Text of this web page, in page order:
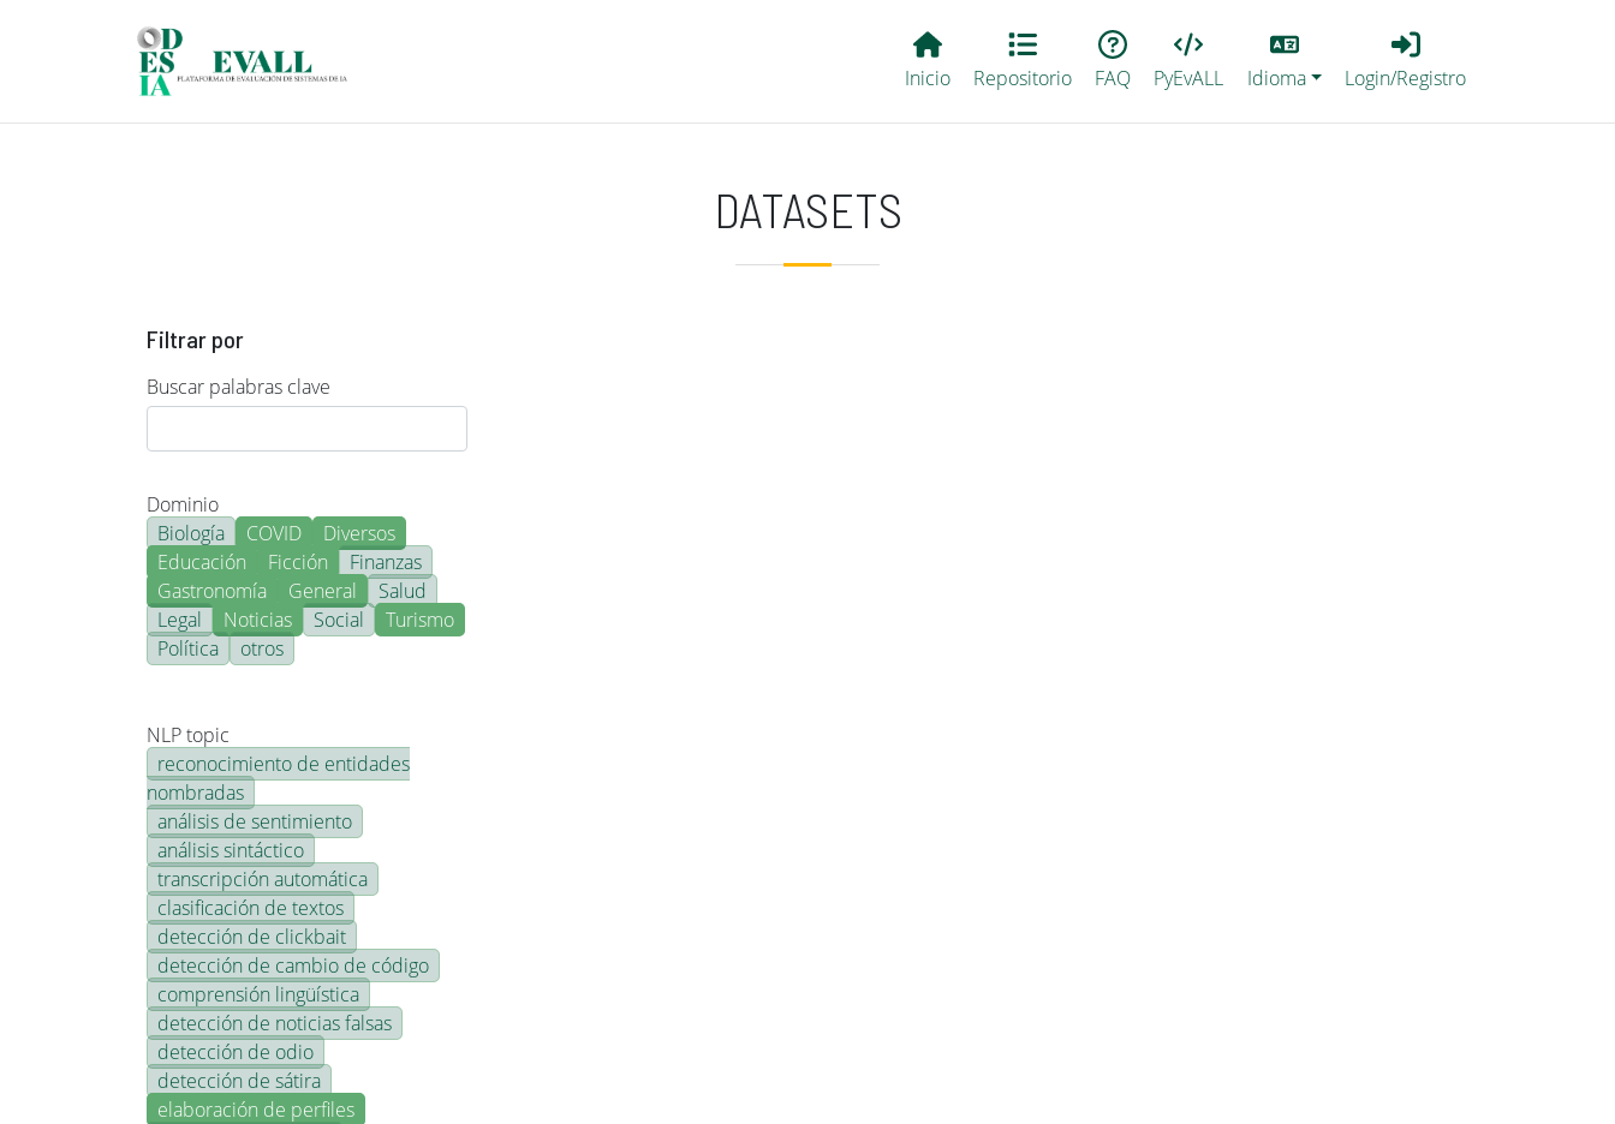
Main EvALL
Inicio Repositorio FAQ PyEvALL
Lang
Idioma
Login_Registro
Login/Registro
DATASETS
Filtrar por
Buscar palabras clave
Dominio
Biología
COVID
Diversos
Educación
Ficción
Finanzas
Gastronomía
General
Salud
Legal
Noticias Social
Turismo
Política
otros
NLP topic
reconocimiento de entidades
nombradas
análisis de sentimiento
análisis sintáctico
transcripción automática
clasificación de textos
detección de clickbait
detección de cambio de código
comprensión lingüística
detección de noticias falsas
detección de odio
detección de sátira
elaboración de perfiles